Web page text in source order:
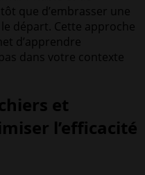
que d’embrasser une
départ. Cette approche
d’apprendre
dans votre contexte
et
l’efficacité